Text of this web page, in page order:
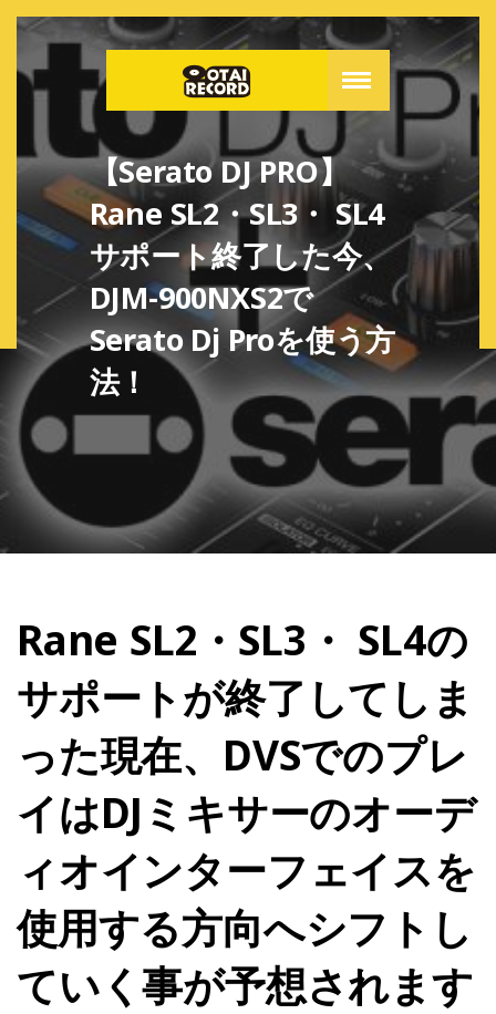
【Serato DJ PRO】
Rane SL2・SL3・ SL4
サポート終了した今、
DJM-900NXS2で
Serato Dj Proを使う方
法！
Rane SL2・SL3・ SL4の
サポートが終了してしま
った現在、DVSでのプレ
イはDJミキサーのオーデ
ィオインターフェイスを
使用する方向へシフトし
ていく事が予想されます